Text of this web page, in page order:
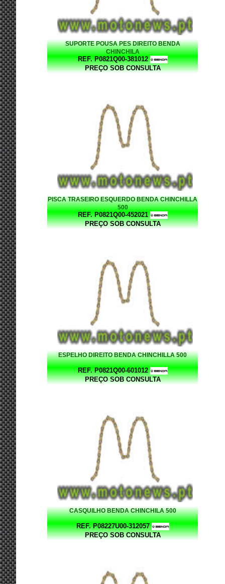
SUPORTE POUSA PES DIREITO BENDA
CHINCHILA
REF. P0821Q00-381012
PREÇO SOB CONSULTA
PISCA TRASEIRO ESQUERDO BENDA CHINCHILLA
500
REF. P0821Q00-452021
PREÇO SOB CONSULTA
ESPELHO DIREITO BENDA CHINCHILLA 500
REF. P0821Q00-601012
PREÇO SOB CONSULTA
CASQUILHO BENDA CHINCHILA 500
REF. P08227U00-312057
PREÇO SOB CONSULTA